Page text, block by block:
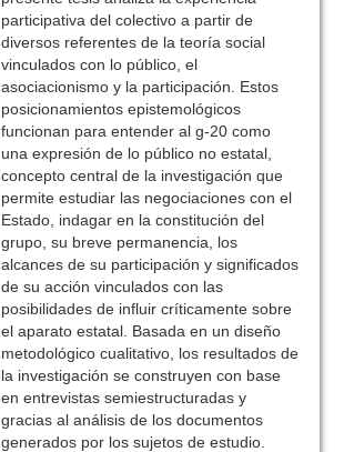
participativa del colectivo a partir de
diversos referentes de la teoría social
vinculados con lo público, el
asociacionismo y la participación. Estos
posicionamientos epistemológicos
funcionan para entender al g-20 como
una expresión de lo público no estatal,
concepto central de la investigación que
permite estudiar las negociaciones con el
Estado, indagar en la constitución del
grupo, su breve permanencia, los
alcances de su participación y significados
de su acción vinculados con las
posibilidades de influir críticamente sobre
el aparato estatal. Basada en un diseño
metodológico cualitativo, los resultados de
la investigación se construyen con base
en entrevistas semiestructuradas y
gracias al análisis de los documentos
generados por los sujetos de estudio.